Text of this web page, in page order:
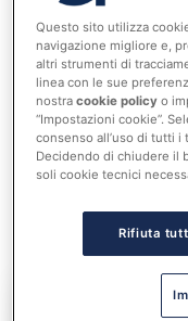
fondo salario
fondo delle
siano distinti e
Conti ha risposto
tutte le risorse
quindi comprende
comunali
Lombardia).
Questo sito utilizza
navigazione migliore e,
altri strumenti di
linea con le sue
nostracookie policy o
“Impostazioni cookie”.
consenso all’uso di tutti
Decidendo di chiudere il
soli cookie tecnici
Rifiuta